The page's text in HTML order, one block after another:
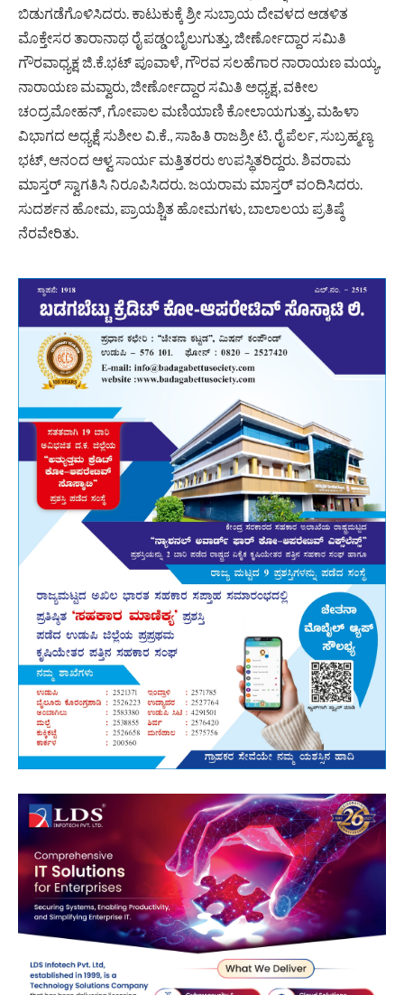
ಬಿಡುಗಡೆಗೊಳಿಸಿದರು. ಕಾಟುಕುಕ್ಕೆ ಶ್ರೀ ಸುಬ್ರಾಯ ದೇವಳದ ಆಡಳಿತ
ಮೊಕ್ತೇಸರ ತಾರಾನಾಥ ರೈ ಪಡ್ಡಂಬೈಲುಗುತ್ತು, ಜೀರ್ಣೋದ್ದಾರ ಸಮಿತಿ
ಗೌರವಾಧ್ಯಕ್ಷ ಜಿ.ಕೆ.ಭಟ್ ಪೂವಾಳೆ, ಗೌರವ ಸಲಹೆಗಾರ ನಾರಾಯಣ ಮಯ್ಯ,
ನಾರಾಯಣ ಮವ್ವಾರು, ಜೀರ್ಣೋದ್ದಾರ ಸಮಿತಿ ಅಧ್ಯಕ್ಷ, ವಕೀಲ
ಚಂದ್ರಮೋಹನ್, ಗೋಪಾಲ ಮಣಿಯಾಣಿ ಕೋಲಾಯಗುತ್ತು, ಮಹಿಳಾ
ವಿಭಾಗದ ಅಧ್ಯಕ್ಷೆ ಸುಶೀಲ ವಿ.ಕೆ., ಸಾಹಿತಿ ರಾಜಶ್ರೀ ಟಿ. ರೈ ಪೆರ್ಲ, ಸುಬ್ರಹ್ಮಣ್ಯ
ಭಟ್, ಆನಂದ ಆಳ್ವ ಸಾರ್ಯ ಮತ್ತಿತರರು ಉಪಸ್ಥಿತರಿದ್ದರು. ಶಿವರಾಮ
ಮಾಸ್ತರ್ ಸ್ವಾಗತಿಸಿ ನಿರೂಪಿಸಿದರು. ಜಯರಾಮ ಮಾಸ್ತರ್ ವಂದಿಸಿದರು.
ಸುದರ್ಶನ ಹೋಮ, ಪ್ರಾಯಶ್ಚಿತ ಹೋಮಗಳು, ಬಾಲಾಲಯ ಪ್ರತಿಷ್ಠೆ
ನೆರವೇರಿತು.